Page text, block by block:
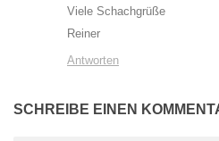
Viele Schachgrüße
Reiner
Antworten
SCHREIBE EINEN